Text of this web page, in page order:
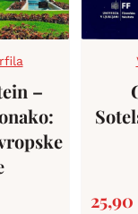
–
25,90